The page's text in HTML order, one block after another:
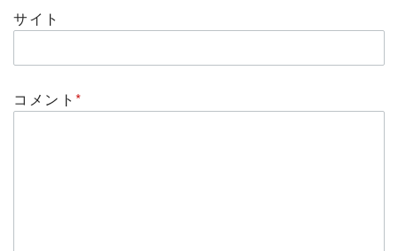
サイト
コメント*